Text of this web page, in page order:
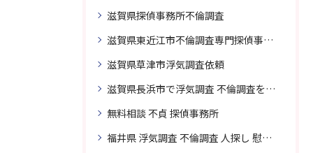
滋賀県探偵事務所不倫調査
滋賀県東近江市不倫調査専門探偵事務所
滋賀県草津市浮気調査依頼
滋賀県長浜市で浮気調査 不倫調査を頼むなら
無料相談 不貞 探偵事務所
福井県 浮気調査 不倫調査 人探し 慰謝料 請求 裁判 相談 探偵 探偵事務所